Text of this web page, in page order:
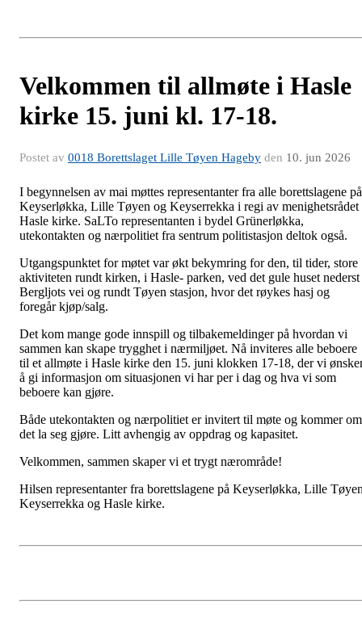
Velkommen til allmøte i Hasle
kirke 15. juni kl. 17-18.
Postet av 0018 Borettslaget Lille Tøyen Hageby den 10. jun 2026
I begynnelsen av mai møttes representanter fra alle borettslagene på
Keyserløkka, Lille Tøyen og Keyserrekka i regi av menighetsrådet
Hasle kirke. SaLTo representanten i bydel Grünerløkka,
utekontakten og nærpolitiet fra sentrum politistasjon deltok også.
Utgangspunktet for møtet var økt bekymring for den, til tider, store
aktiviteten rundt kirken, i Hasle- parken, ved det gule huset
Bergljots vei og rundt Tøyen stasjon, hvor det røykes hasj og
foregår kjøp/salg.
Det kom mange gode innspill og tilbakemeldinger på hvordan vi
sammen kan skape trygghet i nærmiljøet. Nå inviteres alle beboere
til et allmøte i Hasle kirke den 15. juni klokken 17-18, der vi
å gi informasjon om situasjonen vi har per i dag og hva vi som
beboere kan gjøre.
Både utekontakten og nærpolitiet er invitert til møte og kommer om
det la seg gjøre. Litt avhengig av oppdrag og kapasitet.
Velkommen, sammen skaper vi et trygt nærområde!
Hilsen representanter fra borettslagene på Keyserløkka, Lille
Keyserrekka og Hasle kirke.